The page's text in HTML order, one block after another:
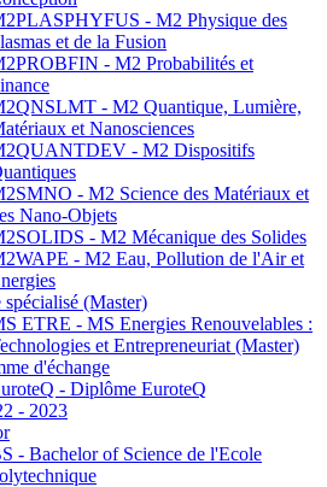
- M2 Physique des
et de la Fusion
- M2 Probabilités et
- M2 Quantique, Lumière,
et Nanosciences
- M2 Dispositifs
- M2 Science des Matériaux et
Nano-Objets
- M2 Mécanique des Solides
- M2 Eau, Pollution de l'Air et
spécialisé (Master)
ETRE - MS Energies Renouvelables :
et Entrepreneuriat (Master)
d'échange
- Diplôme EuroteQ
- 2023
- Bachelor of Science de l'Ecole